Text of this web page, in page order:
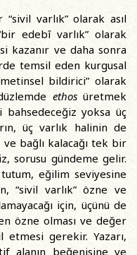
varlık” olarak asıl
edebî varlık” olarak
kazanır ve daha sonra
temsil eden kurgusal
bildirici” olarak
ethosüretmek
yoksa üç
üç varlık halinin de
bağlı kalacağı tek bir
sorusu gündeme gelir.
eğilim seviyesine
“sivil varlık” özne ve
için, üçünü de
özne olması ve değer
etmesi gerekir. Yazarı,
alanın beğenisine ve